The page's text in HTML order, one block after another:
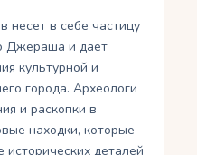
несет в себе частицу
Джераша и дает
культурной и
города. Археологи
и раскопки в
находки, которые
деталей